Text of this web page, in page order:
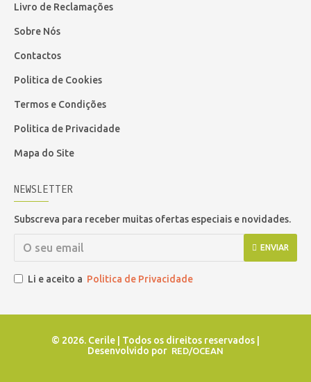
Livro de Reclamações
Sobre Nós
Contactos
Politica de Cookies
Termos e Condições
Politica de Privacidade
Mapa do Site
NEWSLETTER
Subscreva para receber muitas ofertas especiais e novidades.
ENVIAR
Li e aceito a Politica de Privacidade
© 2026. Cerile | Todos os direitos reservados |
Desenvolvido por RED/OCEAN